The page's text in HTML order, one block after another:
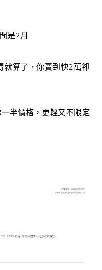
是2月
就算了，你賣到快2萬卻
半價格，更輕又不限定